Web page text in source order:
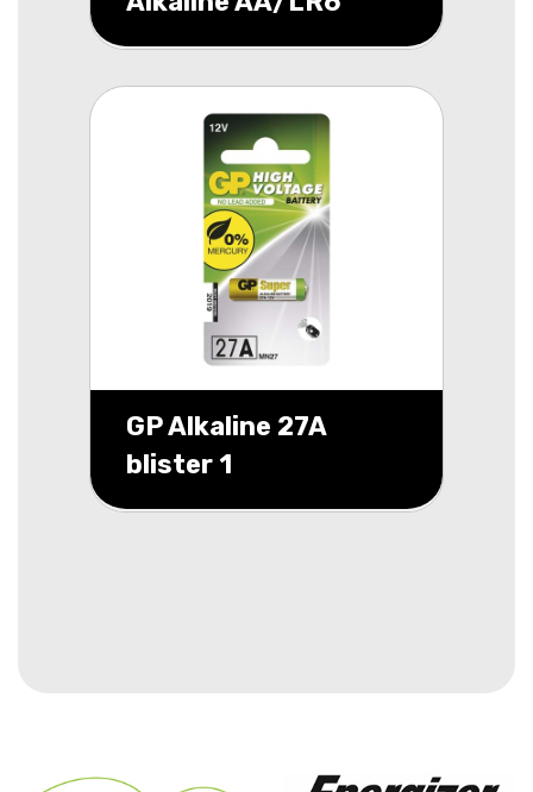
blister 4
GP Alkaline 27A
blister 1